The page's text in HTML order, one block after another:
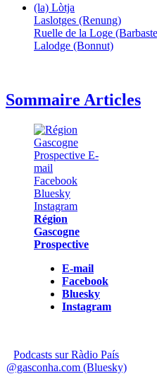
(la) Lòtja
Laslotges (Renung)
Ruelle de la Loge
Lalodge (Bonnut)
Sommaire Articles
Région
Gascogne
Prospective
E-mail
Facebook
Bluesky
Instagram
Podcasts sur Ràdio País
@gasconha.com (Bluesky)